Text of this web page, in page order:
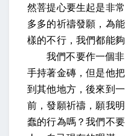
然菩提心要生起是非
多多的祈禱發願，為
樣的不行，我們都能夠
我們不要作一個
手持著金磚，但是他
到其他地方，後來到
前，發願祈禱，願我
蠢的行為嗎？我們不